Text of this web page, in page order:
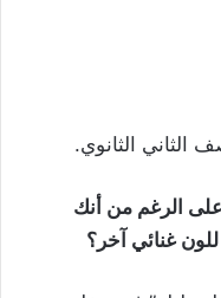
الثاني الثانوي.
الرغم من أنك
غنائي آخر؟